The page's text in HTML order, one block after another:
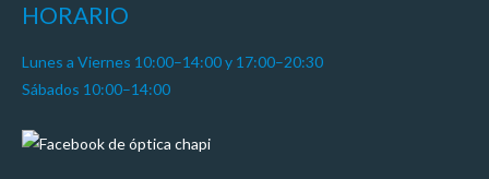
HORARIO
Lunes a Viernes 10:00–14:00 y 17:00–20:30
Sábados 10:00–14:00